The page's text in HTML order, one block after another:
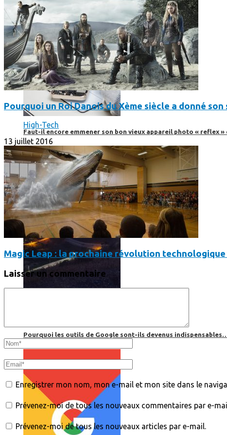
Faut-il encore emmener son bon vieux appareil photo « reflex »
Pourquoi les outils de Google sont-ils devenus
Pourquoi un Roi Danois du Xème siècle a donné
High-Tech
13 juillet 2016
Magic Leap : la prochaine révolution technologique
Laisser un commentaire
Enregistrer mon nom, mon e-mail et mon site dans le
Prévenez-moi de tous les nouveaux commentaires par e-
Prévenez-moi de tous les nouveaux articles par e-mail.